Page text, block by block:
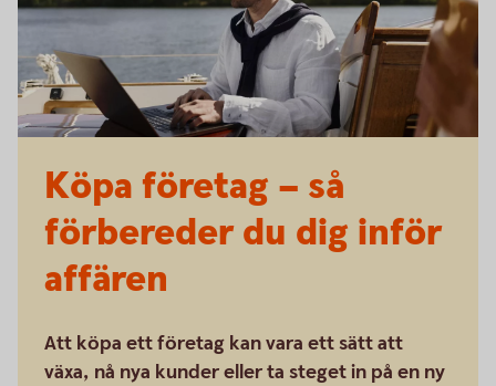
Köpa företag – så
förbereder du dig inför
affären
Att köpa ett företag kan vara ett sätt att
växa, nå nya kunder eller ta steget in på en ny